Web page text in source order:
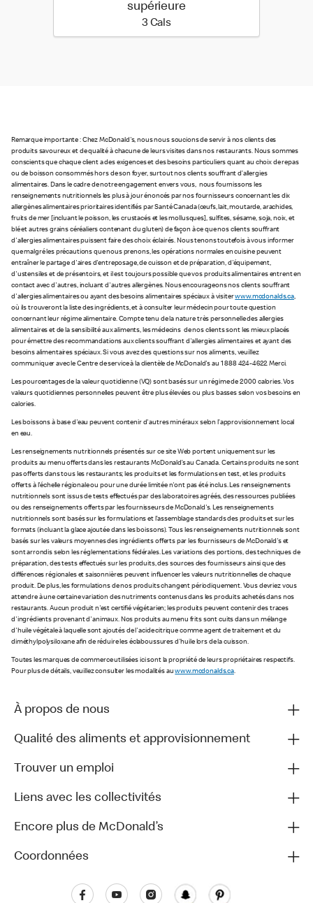
supérieure
3 Cals3 calories
Remarque importante : Chez McDonald's, nous nous soucions de servir à nos clients des
produits savoureux et de qualité à chacune de leurs visites dans nos restaurants. Nous sommes
conscients que chaque client a des exigences et des besoins particuliers quant au choix de repas
ou de boisson consommés hors de son foyer, surtout nos clients souffrant d’allergies
alimentaires. Dans le cadre de notre engagement envers vous, nous fournissons les
renseignements nutritionnels les plus à jour énoncés par nos fournisseurs concernant les dix
allergènes alimentaires prioritaires identifiés par Santé Canada (œufs, lait, moutarde, arachides,
fruits de mer [incluant le poisson, les crustacés et les mollusques], sulfites, sésame, soja, noix, et
blé et autres grains céréaliers contenant du gluten) de façon à ce que nos clients souffrant
d'allergies alimentaires puissent faire des choix éclairés. Nous tenons toutefois à vous informer
que malgré les précautions que nous prenons, les opérations normales en cuisine peuvent
entraîner le partage d'aires d'entreposage, de cuisson et de préparation, d'équipement,
d'ustensiles et de présentoirs, et il est toujours possible que vos produits alimentaires entrent en
contact avec d'autres, incluant d'autres allergènes. Nous encourageons nos clients souffrant
d'allergies alimentaires ou ayant des besoins alimentaires spéciaux à visiterwww.mcdonalds.ca,
où ils trouveront la liste des ingrédients, et à consulter leur médecin pour toute question
concernant leur régime alimentaire. Compte tenu de la nature très personnelle des allergies
alimentaires et de la sensibilité aux aliments, les médecins de nos clients sont les mieux placés
pour émettre des recommandations aux clients souffrant d'allergies alimentaires et ayant des
besoins alimentaires spéciaux. Si vous avez des questions sur nos aliments, veuillez
communiquer avec le Centre de service à la clientèle de McDonald's au 1 888 424-4622. Merci.
Les pourcentages de la valeur quotidienne (VQ) sont basés sur un régime de 2 000 calories. Vos
valeurs quotidiennes personnelles peuvent être plus élevées ou plus basses selon vos besoins en
calories.
Les boissons à base d'eau peuvent contenir d'autres minéraux selon l’approvisionnement local
en eau.
Les renseignements nutritionnels présentés sur ce site Web portent uniquement sur les
produits au menu offerts dans les restaurants McDonald’s au Canada. Certains produits ne sont
pas offerts dans tous les restaurants; les produits et les formulations en test, et les produits
offerts à l'échelle régionale ou pour une durée limitée n'ont pas été inclus. Les renseignements
nutritionnels sont issus de tests effectués par des laboratoires agréés, des ressources publiées
ou des renseignements offerts par les fournisseurs de McDonald's. Les renseignements
nutritionnels sont basés sur les formulations et l’assemblage standards des produits et sur les
formats (incluant la glace ajoutée dans les boissons). Tous les renseignements nutritionnels sont
basés sur les valeurs moyennes des ingrédients offerts par les fournisseurs de McDonald's et
sont arrondis selon les réglementations fédérales. Les variations des portions, des techniques de
préparation, des tests effectués sur les produits, des sources des fournisseurs ainsi que des
différences régionales et saisonnières peuvent influencer les valeurs nutritionnelles de chaque
produit. De plus, les formulations de nos produits changent périodiquement. Vous devriez vous
attendre à une certaine variation des nutriments contenus dans les produits achetés dans nos
restaurants. Aucun produit n'est certifié végétarien; les produits peuvent contenir des traces
d'ingrédients provenant d'animaux. Nos produits au menu frits sont cuits dans un mélange
d'huile végétale à laquelle sont ajoutés de l'acide citrique comme agent de traitement et du
diméthylpolysiloxane afin de réduire les éclaboussures d'huile lors de la cuisson.
Toutes les marques de commerce utilisées ici sont la propriété de leurs propriétaires respectifs.
Pour plus de détails, veuillez consulter les modalités auwww.mcdonalds.ca.
À propos de nous
Qualité des aliments et approvisionnement
Trouver un emploi
Liens avec les collectivités
Encore plus de McDonald’s
Coordonnées